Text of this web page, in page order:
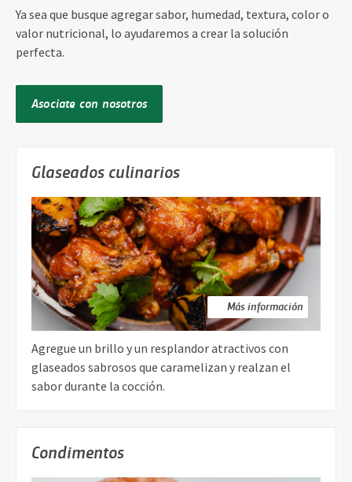
Ya sea que busque agregar sabor, humedad, textura, color o
valor nutricional, lo ayudaremos a crear la solución
perfecta.
Asociate con nosotros
Glaseados culinarios
Más información
Agregue un brillo y un resplandor atractivos con
glaseados sabrosos que caramelizan y realzan el
sabor durante la cocción.
Condimentos